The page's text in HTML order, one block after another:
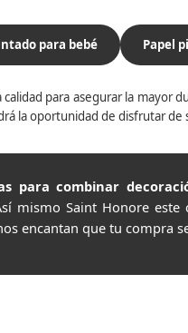
para bebé Papel
para asegurar la mayor
la oportunidad de disfrutar
para combinar
mismo Saint Honore
encantan que tu compra